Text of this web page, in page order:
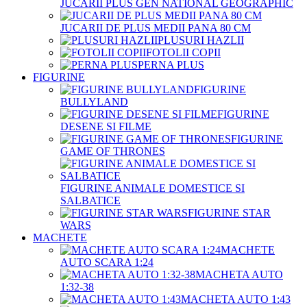
JUCARII PLUS GEN NATIONAL GEOGRAPHIC
JUCARII DE PLUS MEDII PANA 80 CM
PLUSURI HAZLII
FOTOLII COPII
PERNA PLUS
FIGURINE
FIGURINE
BULLYLAND
FIGURINE
DESENE SI FILME
FIGURINE
GAME OF THRONES
FIGURINE ANIMALE DOMESTICE SI
SALBATICE
FIGURINE STAR
WARS
MACHETE
MACHETE
AUTO SCARA 1:24
MACHETA AUTO
1:32-38
MACHETA AUTO 1:43